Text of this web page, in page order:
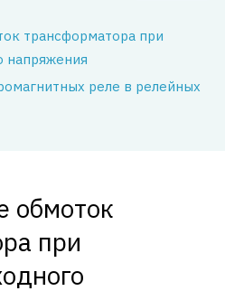
трансформатора при
напряжения
реле в релейных
обмоток
при